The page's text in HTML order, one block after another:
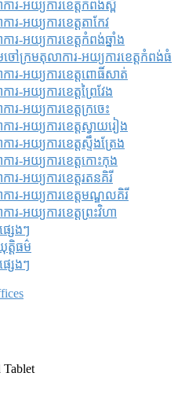
រ-អយ្យការខេត្តកំពង់ស្ពឺ
រ-អយ្យការខេត្តតាកែវ
រ-អយ្យការខេត្តកំពង់ឆ្នាំង
ចៅក្រមតុលាការ-អយ្យការខេត្តកំពង់ធំ
ារ-អយ្យការខេត្តពោធិ៍សាត់
រ-អយ្យការខេត្តព្រៃវែង
រ-អយ្យការខេត្តក្រចេះ
រ-អយ្យការខេត្តស្វាយរៀង
រ-អយ្យការខេត្តស្ទឹងត្រែង
រ-អយ្យការខេត្តកោះកុង
រ-អយ្យការខេត្តរតនគិរី
ារ-អយ្យការខេត្តមណ្ឌលគិរី
រ-អយ្យការខេត្តព្រះវិហា
សេងៗ
តិធម៌
សេងៗ
Tablet